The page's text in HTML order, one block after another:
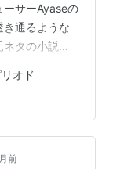
ーサーAyaseの
通るような
タの小説を
曲と原作小説
読んでみ
』の原作小説
なぞって』の
ハルジオ
オド
前